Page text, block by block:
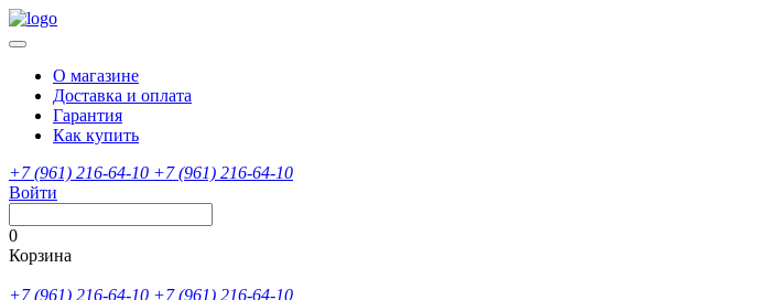
О магазине
Доставка и оплата
Гарантия
Как купить
+7 (961) 216-64-10 +7 (961) 216-64-10
Войти
0
Корзина
+7 (961) 216-64-10 +7 (961) 216-64-10